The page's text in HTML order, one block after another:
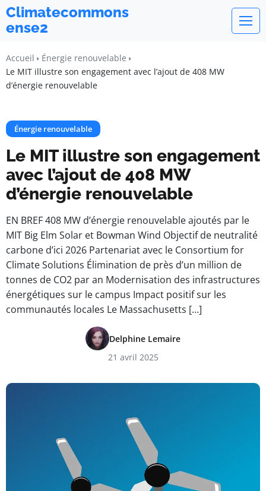
Climatecommons
ense2
Accueil
Énergie renouvelable
Le MIT illustre son engagement avec l’ajout de 408 MW
d’énergie renouvelable
Énergie renouvelable
Le MIT illustre son engagement
avec l’ajout de 408 MW
d’énergie renouvelable
EN BREF 408 MW d’énergie renouvelable ajoutés par le
MIT Big Elm Solar et Bowman Wind Objectif de neutralité
carbone d’ici 2026 Partenariat avec le Consortium for
Climate Solutions Élimination de près d’un million de
tonnes de CO2 par an Modernisation des infrastructures
énergétiques sur le campus Impact positif sur les
communautés locales Le Massachusetts […]
Delphine Lemaire
21 avril 2025